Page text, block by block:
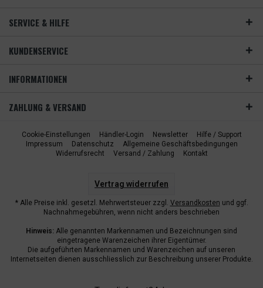
SERVICE & HILFE
KUNDENSERVICE
INFORMATIONEN
ZAHLUNG & VERSAND
Cookie-Einstellungen Händler-Login Newsletter
Hilfe / Support
Impressum
Datenschutz
Allgemeine Geschäftsbedingungen
Widerrufsrecht
Versand / Zahlung Kontakt
Vertrag widerrufen
* Alle Preise inkl. gesetzl. Mehrwertsteuer zzgl. Versandkosten und ggf.
Nachnahmegebühren, wenn nicht anders beschrieben
Hinweis: Alle genannten Markennamen und Bezeichnungen sind
eingetragene Warenzeichen ihrer Eigentümer.
Die aufgeführten Markennamen und Warenzeichen auf unseren
Internetseiten dienen ausschliesslich zur Beschreibung unserer Produkte.